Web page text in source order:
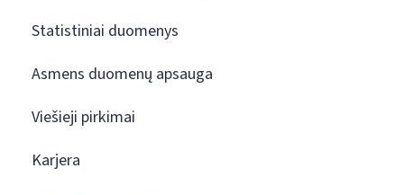
Statistiniai duomenys
Asmens duomenų apsauga
Viešieji pirkimai
Karjera